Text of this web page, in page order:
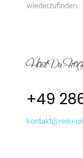
wiederzufinden.
Hast Du
‭+49
kontakt@reiki-